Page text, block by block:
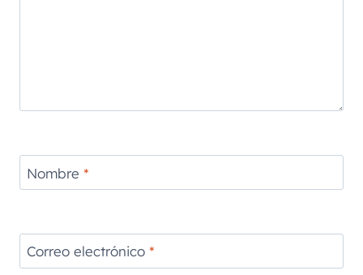
Nombre *
Correo electrónico *